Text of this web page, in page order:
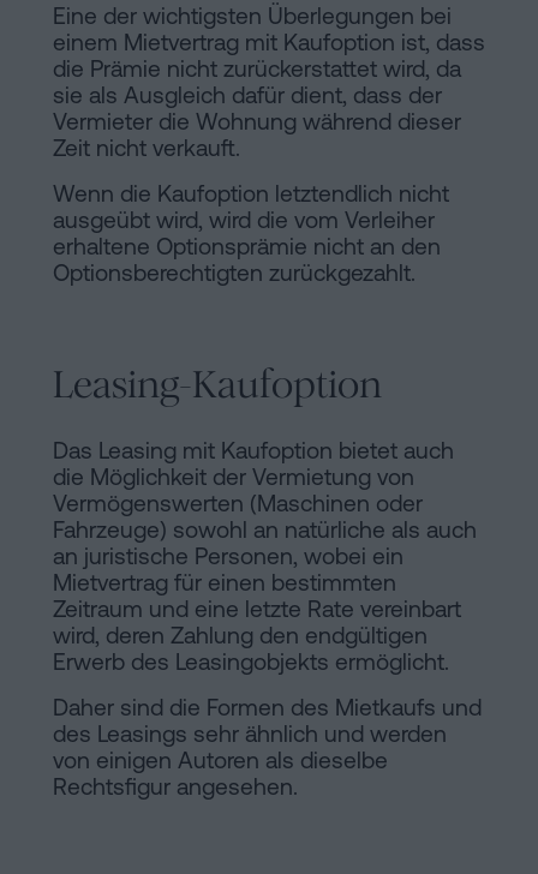
Eine der wichtigsten Überlegungen bei
einem Mietvertrag mit Kaufoption ist, dass
die Prämie nicht zurückerstattet wird, da
sie als Ausgleich dafür dient, dass der
Vermieter die Wohnung während dieser
Zeit nicht verkauft.
Wenn die Kaufoption letztendlich nicht
ausgeübt wird, wird die vom Verleiher
erhaltene Optionsprämie nicht an den
Optionsberechtigten zurückgezahlt.
Leasing-Kaufoption
Das Leasing mit Kaufoption bietet auch
die Möglichkeit der Vermietung von
Vermögenswerten (Maschinen oder
Fahrzeuge) sowohl an natürliche als auch
an juristische Personen, wobei ein
Mietvertrag für einen bestimmten
Zeitraum und eine letzte Rate vereinbart
wird, deren Zahlung den endgültigen
Erwerb des Leasingobjekts ermöglicht.
Daher sind die Formen des Mietkaufs und
des Leasings sehr ähnlich und werden
von einigen Autoren als dieselbe
Rechtsfigur angesehen.